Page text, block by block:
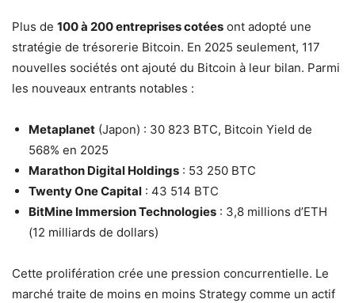
Plus de 100 à 200 entreprises cotées ont adopté une
stratégie de trésorerie Bitcoin. En 2025 seulement, 117
nouvelles sociétés ont ajouté du Bitcoin à leur bilan. Parmi
les nouveaux entrants notables :
Metaplanet (Japon) : 30 823 BTC, Bitcoin Yield de
568% en 2025
Marathon Digital Holdings : 53 250 BTC
Twenty One Capital : 43 514 BTC
BitMine Immersion Technologies : 3,8 millions d’ETH
(12 milliards de dollars)
Cette prolifération crée une pression concurrentielle. Le
marché traite de moins en moins Strategy comme un actif